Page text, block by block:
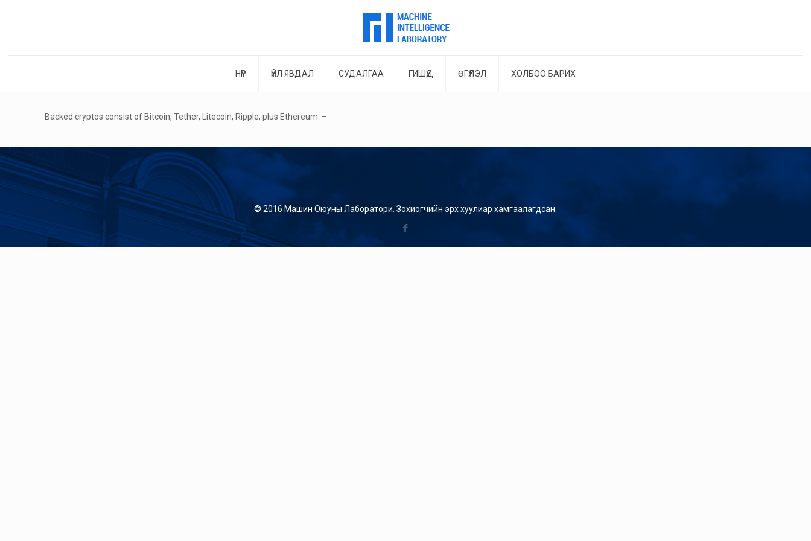
НҮҮР ҮЙЛ ЯВДАЛ СУДАЛГАА ГИШҮҮД ӨГҮҮЛЭЛ ХОЛБОО БАРИХ
Backed cryptos consist of Bitcoin, Tether, Litecoin, Ripple, plus Ethereum. –
© 2016 Машин Оюуны Лаборатори. Зохиогчийн эрх хуулиар хамгаалагдсан.